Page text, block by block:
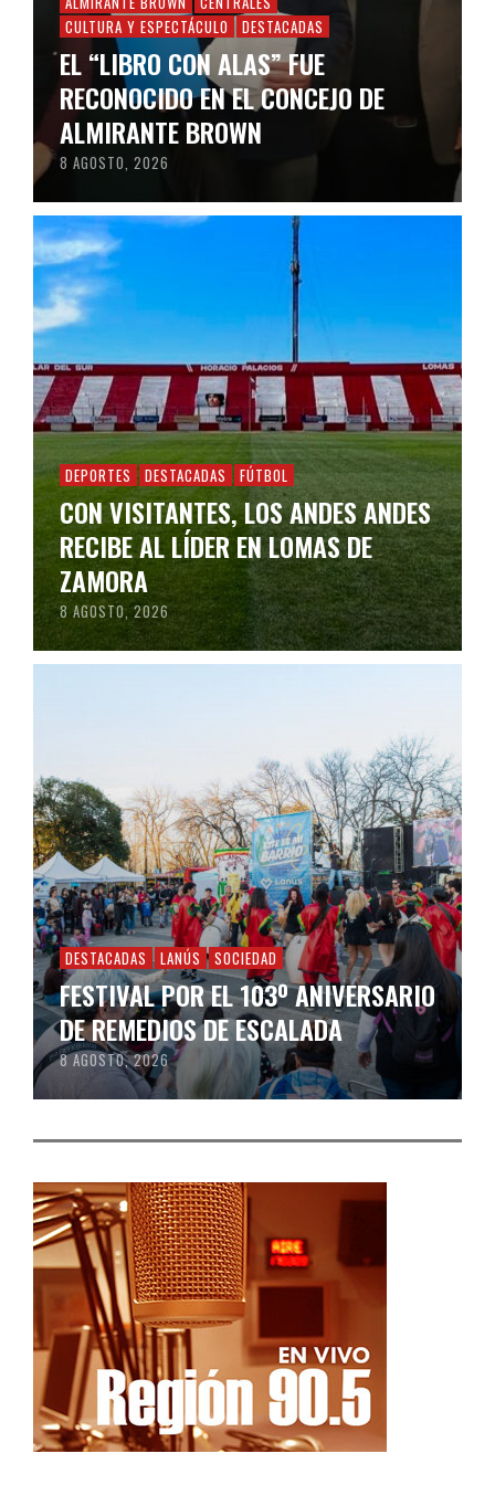
CULTURA Y ESPECTÁCULO
DESTACADAS
EL “LIBRO CON ALAS” FUE
RECONOCIDO EN EL CONCEJO DE
ALMIRANTE BROWN
8 AGOSTO, 2026
DEPORTES DESTACADAS FÚTBOL
CON VISITANTES, LOS ANDES ANDES
RECIBE AL LÍDER EN LOMAS DE
ZAMORA
8 AGOSTO, 2026
DESTACADAS LANÚS SOCIEDAD
FESTIVAL POR EL 103º ANIVERSARIO
DE REMEDIOS DE ESCALADA
8 AGOSTO, 2026